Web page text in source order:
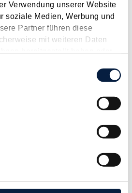
Verwendung unserer Website
soziale Medien, Werbung und
Partner führen diese
mit weiteren Daten
Hintergrund Tagesgelder
ausgleichen, welche
das Problem in der...
RV/7103366/2025 vom 10.02.2026)
die Familienbeihilfe zusteht,